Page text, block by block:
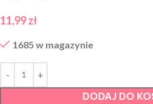
11,99zł
1685 w magazynie
DODAJ DO